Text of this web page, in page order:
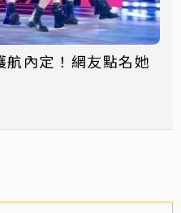
航內定！網友點名她